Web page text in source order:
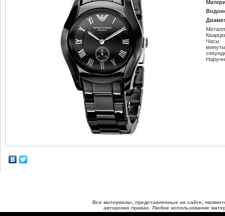
Часы
Все материалы, представленные на сайте,
авторских правах. Любое использование